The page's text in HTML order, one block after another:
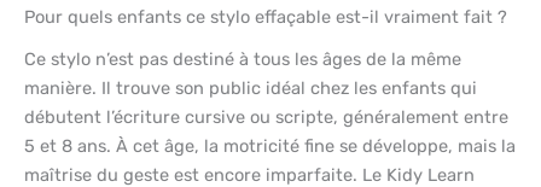
Pour quels enfants ce stylo effaçable est-il vraiment fait ?
Ce stylo n’est pas destiné à tous les âges de la même
manière. Il trouve son public idéal chez les enfants qui
débutent l’écriture cursive ou scripte, généralement entre
5 et 8 ans. À cet âge, la motricité fine se développe, mais la
maîtrise du geste est encore imparfaite. Le Kidy Learn